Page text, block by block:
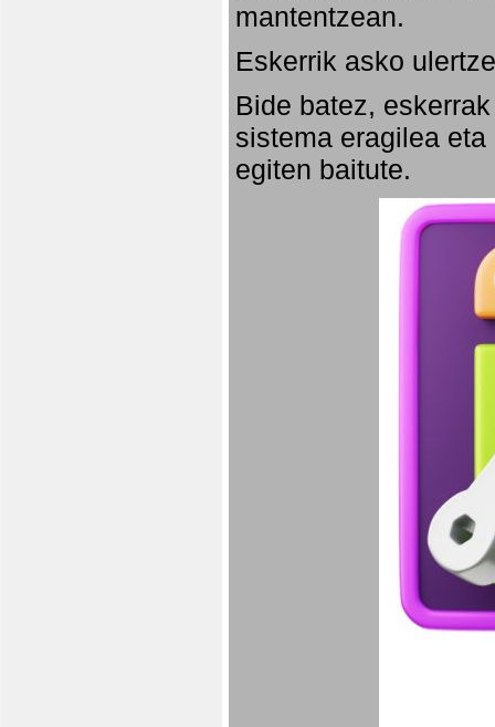
mantentzean.
Eskerrik asko
Bide batez,
sistema eragilea
egiten baitute.